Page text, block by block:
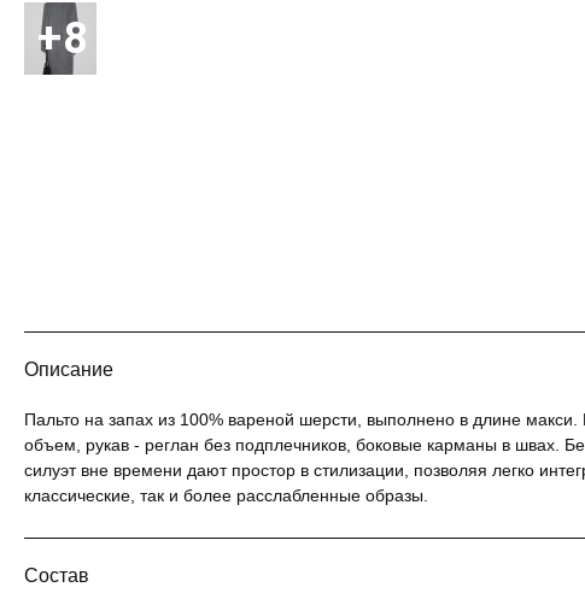
Описание
Пальто на запах из 100% вареной шерсти, выполнено в длине
объем, рукав - реглан без подплечников, боковые карманы в швах.
силуэт вне времени дают простор в стилизации, позволяя легко
классические, так и более расслабленные образы.
Состав